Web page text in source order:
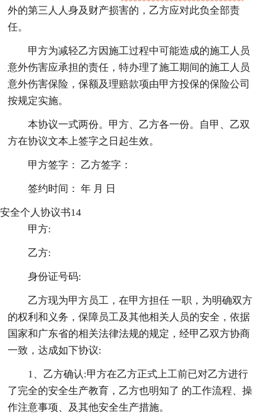
外的第三人人身及财产损害的，乙方应对此负全部责
任。
甲方为减轻乙方因施工过程中可能造成的施工人员
意外伤害应承担的责任，特办理了施工期间的施工人员
意外伤害保险，保额及理赔款项由甲方投保的保险公司
按规定实施。
本协议一式两份。甲方、乙方各一份。自甲、乙双
方在协议文本上签字之日起生效。
甲方签字： 乙方签字：
签约时间： 年 月 日
安全个人协议书14
甲方:
乙方:
身份证号码:
乙方现为甲方员工，在甲方担任 一职，为明确双方
的权利和义务，保障员工及其他相关人员的安全，依据
国家和广东省的相关法律法规的规定，经甲乙双方协商
一致，达成如下协议:
1、乙方确认:甲方在乙方正式上工前已对乙方进行
了完全的安全生产教育，乙方也明知了 的工作流程、操
作注意事项、及其他安全生产措施。